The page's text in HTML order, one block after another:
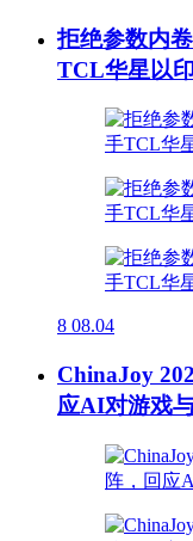
拒绝参数内
TCL华星以
8 08.04
ChinaJoy
应AI对游戏